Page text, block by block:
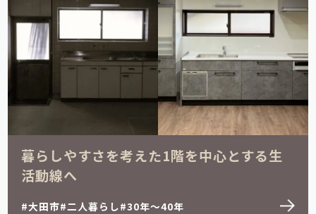
暮らしやすさを考えた1階を中心とする生
活動線へ
大田市 二人暮らし 30年～40年